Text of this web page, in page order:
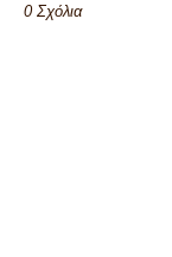
0 Σχόλια